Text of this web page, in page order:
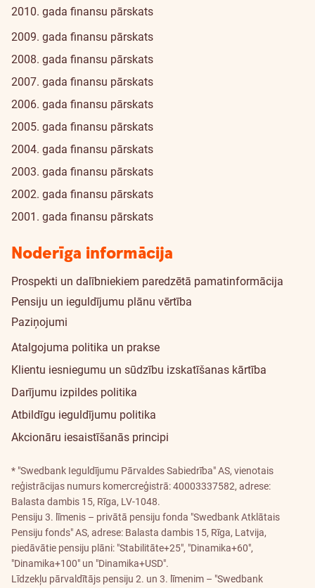
2010. gada finansu pārskats
2009. gada finansu pārskats
2008. gada finansu pārskats
2007. gada finansu pārskats
2006. gada finansu pārskats
2005. gada finansu pārskats
2004. gada finansu pārskats
2003. gada finansu pārskats
2002. gada finansu pārskats
2001. gada finansu pārskats
Noderīga informācija
Prospekti un dalībniekiem paredzētā pamatinformācija
Pensiju un ieguldījumu plānu vērtība
Paziņojumi
Atalgojuma politika un prakse
Klientu iesniegumu un sūdzību izskatīšanas kārtība
Darījumu izpildes politika
Atbildīgu ieguldījumu politika
Akcionāru iesaistīšanās principi
* "Swedbank Ieguldījumu Pārvaldes Sabiedrība" AS, vienotais
reģistrācijas numurs komercreģistrā: 40003337582, adrese:
Balasta dambis 15, Rīga, LV-1048.
Pensiju 3. līmenis – privātā pensiju fonda "Swedbank Atklātais
Pensiju fonds" AS, adrese: Balasta dambis 15, Rīga, Latvija,
piedāvātie pensiju plāni: "Stabilitāte+25", "Dinamika+60",
"Dinamika+100" un "Dinamika+USD".
Līdzekļu pārvaldītājs pensiju 2. un 3. līmenim – "Swedbank